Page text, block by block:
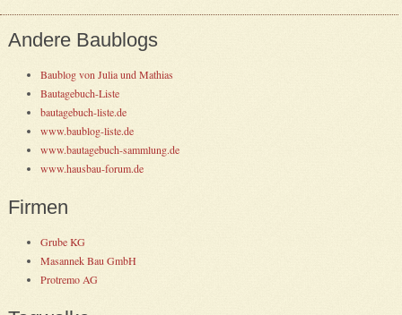
Andere Baublogs
Baublog von Julia und Mathias
Bautagebuch-Liste
bautagebuch-liste.de
www.baublog-liste.de
www.bautagebuch-sammlung.de
www.hausbau-forum.de
Firmen
Grube KG
Masannek Bau GmbH
Protremo AG